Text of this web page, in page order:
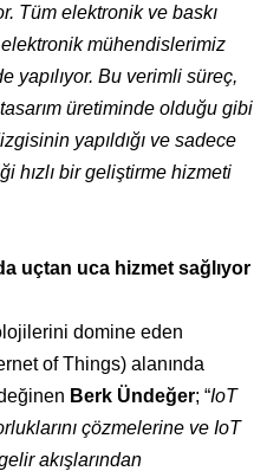
Tüm elektronik ve baskı
elektronik mühendislerimiz
yapılıyor. Bu verimli süreç,
üretiminde olduğu gibi
yapıldığı ve sadece
hızlı bir geliştirme hizmeti
uçtan uca hizmet sağlıyor
domine eden
of Things) alanında
Berk Ündeğer; “IoT
çözmelerine ve IoT
akışlarından